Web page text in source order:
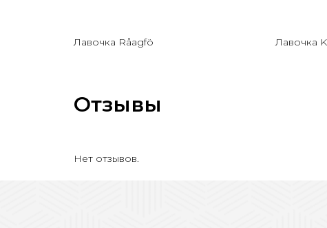
Лавочка Råagfö Лавочка
Отзывы
Нет отзывов.